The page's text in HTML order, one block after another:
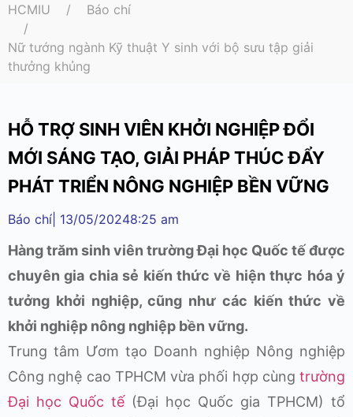
HCMIU Báo chí
Nữ tướng ngành Kỹ thuật Y sinh với bộ sưu tập giải
thưởng khủng
HỖ TRỢ SINH VIÊN KHỞI NGHIỆP ĐỔI
MỚI SÁNG TẠO, GIẢI PHÁP THÚC ĐẨY
PHÁT TRIỂN NÔNG NGHIỆP BỀN VỮNG
Báo chí 13/05/20248:25 am
Hàng trăm sinh viên trường Đại học Quốc tế được
chuyên gia chia sẻ kiến thức về hiện thực hóa ý
tưởng khởi nghiệp, cũng như các kiến thức về
khởi nghiệp nông nghiệp bền vững.
Trung tâm Ươm tạo Doanh nghiệp Nông nghiệp
Công nghệ cao TPHCM vừa phối hợp cùng trường
Đại học Quốc tế(Đại học Quốc gia TPHCM) tổ